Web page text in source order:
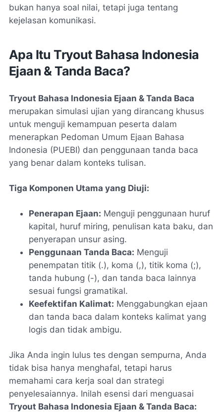
bukan hanya soal nilai, tetapi juga tentang
kejelasan komunikasi.
Apa Itu Tryout Bahasa Indonesia
Ejaan & Tanda Baca?
Tryout Bahasa Indonesia Ejaan & Tanda Baca
merupakan simulasi ujian yang dirancang khusus
untuk menguji kemampuan peserta dalam
menerapkan Pedoman Umum Ejaan Bahasa
Indonesia (PUEBI) dan penggunaan tanda baca
yang benar dalam konteks tulisan.
Tiga Komponen Utama yang Diuji:
Penerapan Ejaan: Menguji penggunaan huruf
kapital, huruf miring, penulisan kata baku, dan
penyerapan unsur asing.
Penggunaan Tanda Baca: Menguji
penempatan titik (.), koma (,), titik koma (;),
tanda hubung (-), dan tanda baca lainnya
sesuai fungsi gramatikal.
Keefektifan Kalimat: Menggabungkan ejaan
dan tanda baca dalam konteks kalimat yang
logis dan tidak ambigu.
Jika Anda ingin lulus tes dengan sempurna, Anda
tidak bisa hanya menghafal, tetapi harus
memahami cara kerja soal dan strategi
penyelesaiannya. Inilah esensi dari menguasai
Tryout Bahasa Indonesia Ejaan & Tanda Baca: